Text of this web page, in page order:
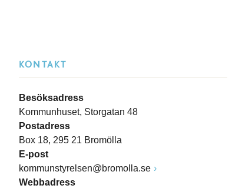
KONTAKT
Besöksadress
Kommunhuset, Storgatan 48
Postadress
Box 18, 295 21 Bromölla
E-post
kommunstyrelsen@bromolla.se
Webbadress